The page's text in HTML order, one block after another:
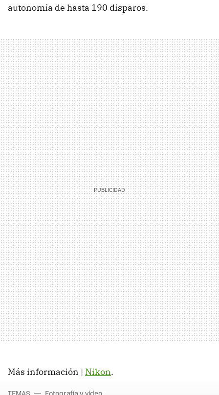
autonomía de hasta 190 disparos.
Más información | Nikon.
TEMAS Fotografía y vídeo